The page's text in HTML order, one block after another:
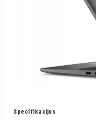
Specifikacijos